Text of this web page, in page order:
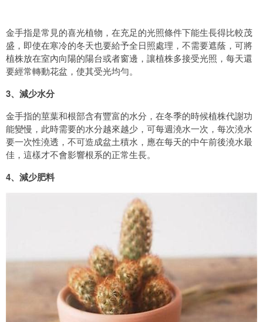
金手指是常見的喜光植物，在充足的光照條件下能生長得比較茂
盛，即使在寒冷的冬天也要給予全日照處理，不需要遮蔭，可將
植株放在室內向陽的陽台或者窗邊，讓植株多接受光照，每天還
要經常轉動花盆，使其受光均勻。
3、減少水分
金手指的莖葉和根部含有豐富的水分，在冬季的時候植株代謝功
能變慢，此時需要的水分越來越少，可每週澆水一次，每次澆水
要一次性澆透，不可造成盆土積水，應在每天的中午前後澆水最
佳，這樣才不會影響根系的正常生長。
4、減少肥料